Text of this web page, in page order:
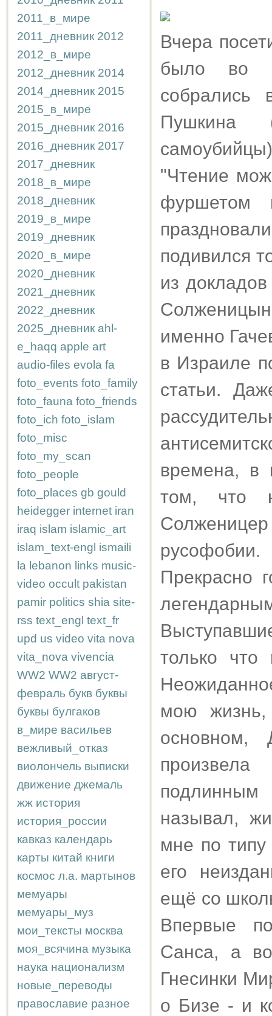
2011_в_мире
2011_дневник 2012
2012_в_мире
2012_дневник 2014
2014_дневник 2015
2015_в_мире
2015_дневник 2016
2016_дневник 2017
2017_дневник
2018_в_мире
2018_дневник
2019_в_мире
2019_дневник
2020_в_мире
2020_дневник
2021_дневник
2022_дневник
2025_дневник ahl-
e_haqq apple art
audio-files evola fa
foto_events foto_family
foto_fauna foto_friends
foto_ich foto_islam
foto_misc
foto_my_scan
foto_people
foto_places gb gould
heidegger internet iran
iraq islam islamic_art
islam_text-engl ismaili
la lebanon links music-
video occult pakistan
pamir politics shia site-
rss text_engl text_fr
upd us video vita nova
vita_nova vivencia
WW2 WW2 август-
февраль букв буквы
буквы булгаков
в_мире васильев
вежливый_отказ
виолончель выписки
движение джемаль
жж история
история_россии
кавказ календарь
карты китай книги
космос л.а. мартынов
мемуары
мемуары_муз
мои_тексты москва
моя_всячина музыка
наука национализм
новые_переводы
православие разное
Вчера
было во
Пушкина
"Чтение
подивился
из
именно
в Израиле
статьи.
времена, в
том, что
Прекрасно
только что
мою
подлинным
называл,
мне по типу
его
ещё со
Впервые
Санса, а
Гнесинки
о Бизе - и